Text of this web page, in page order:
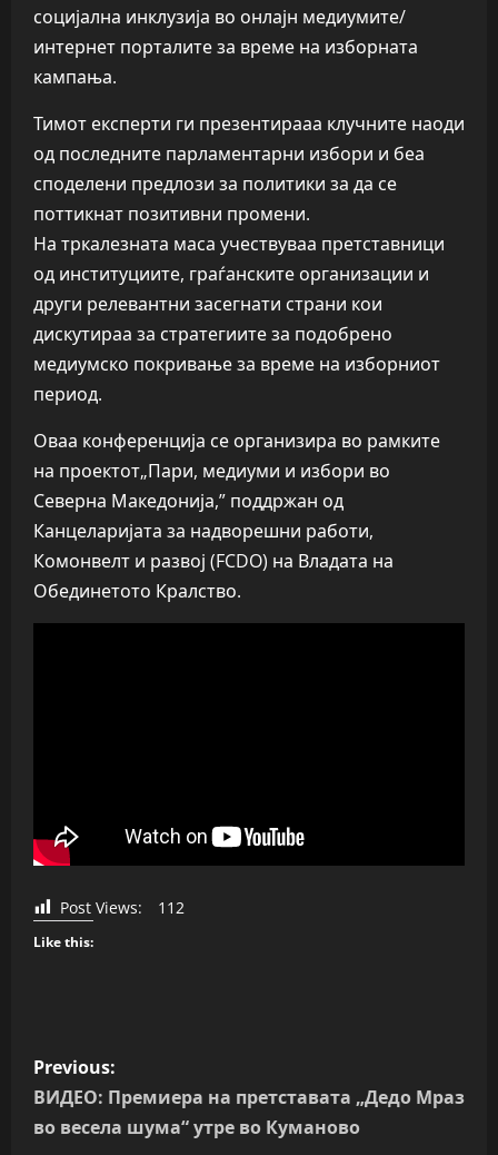
социјална инклузија во онлајн медиумите/
интернет порталите за време на изборната
кампања.
Тимот експерти ги презентирааа клучните наоди
од последните парламентарни избори и беа
споделени предлози за политики за да се
поттикнат позитивни промени.
На тркалезната маса учествуваа претставници
од институциите, граѓанските организации и
други релевантни засегнати страни кои
дискутираа за стратегиите за подобрено
медиумско покривање за време на изборниот
период.
Оваа конференција се организира во рамките
на проектот„Пари, медиуми и избори во
Северна Македонија,” поддржан од
Канцеларијата за надворешни работи,
Комонвелт и развој (FCDO) на Владата на
Обединетото Кралство.
Post Views: 112
Like this:
P
o
Previous:
ВИДЕО: Премиера на претставата „Дедо Мраз
во весела шума“ утре во Куманово